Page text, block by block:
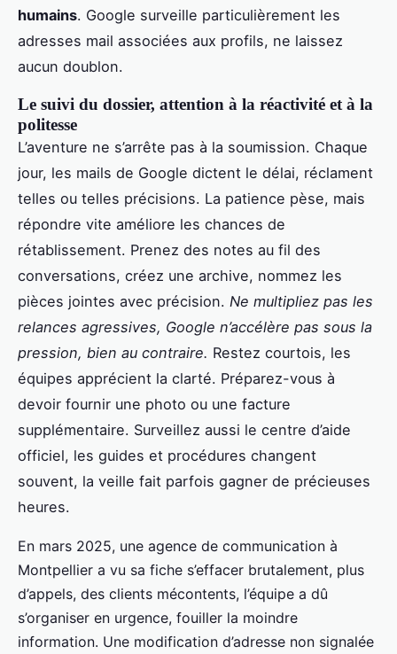
humains. Google surveille particulièrement les
adresses mail associées aux profils, ne laissez
aucun doublon.
Le suivi du dossier, attention à la réactivité et à la
politesse
L’aventure ne s’arrête pas à la soumission. Chaque
jour, les mails de Google dictent le délai, réclament
telles ou telles précisions. La patience pèse, mais
répondre vite améliore les chances de
rétablissement. Prenez des notes au fil des
conversations, créez une archive, nommez les
pièces jointes avec précision. Ne multipliez pas les
relances agressives, Google n’accélère pas sous la
pression, bien au contraire. Restez courtois, les
équipes apprécient la clarté. Préparez-vous à
devoir fournir une photo ou une facture
supplémentaire. Surveillez aussi le centre d’aide
officiel, les guides et procédures changent
souvent, la veille fait parfois gagner de précieuses
heures.
En mars 2025, une agence de communication à
Montpellier a vu sa fiche s’effacer brutalement, plus
d’appels, des clients mécontents, l’équipe a dû
s’organiser en urgence, fouiller la moindre
information. Une modification d’adresse non signalée